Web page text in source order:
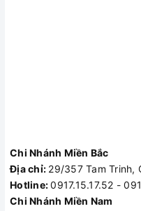
Chi Nhánh Miền Bắc
Địa chỉ: 29/357 Tam Trinh,
Hotline:0917.15.17.52 -
Chi Nhánh Miền Nam